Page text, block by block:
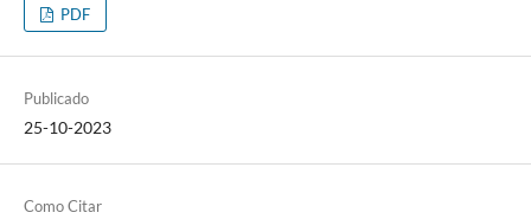
PDF
Publicado
25-10-2023
Como Citar